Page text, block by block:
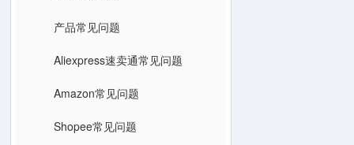
产品常见问题
Aliexpress速卖通常见问题
Amazon常见问题
Shopee常见问题